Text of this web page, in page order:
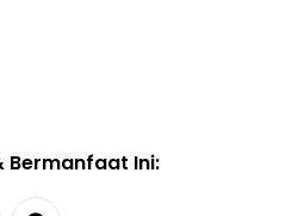
Bermanfaat Ini: